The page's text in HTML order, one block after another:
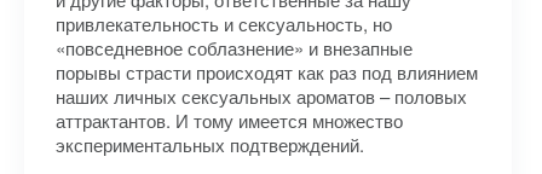
привлекательность и сексуальность, но
«повседневное соблазнение» и внезапные
порывы страсти происходят как раз под влиянием
наших личных сексуальных ароматов – половых
аттрактантов. И тому имеется множество
экспериментальных подтверждений.